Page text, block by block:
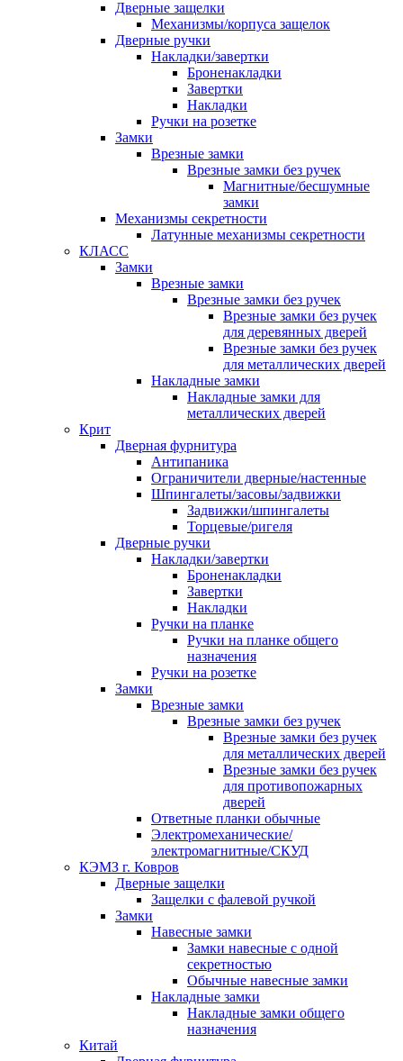
Дверные защелки
Механизмы/корпуса защелок
Дверные ручки
Накладки/завертки
Броненакладки
Завертки
Накладки
Ручки на розетке
Замки
Врезные замки
Врезные замки без ручек
Магнитные/бесшумные
замки
Механизмы секретности
Латунные механизмы секретности
КЛАСС
Замки
Врезные замки
Врезные замки без ручек
Врезные замки без ручек
для деревянных дверей
Врезные замки без ручек
для металлических дверей
Накладные замки
Накладные замки для
металлических дверей
Крит
Дверная фурнитура
Антипаника
Ограничители дверные/настенные
Шпингалеты/засовы/задвижки
Задвижки/шпингалеты
Торцевые/ригеля
Дверные ручки
Накладки/завертки
Броненакладки
Завертки
Накладки
Ручки на планке
Ручки на планке общего
назначения
Ручки на розетке
Замки
Врезные замки
Врезные замки без ручек
Врезные замки без ручек
для металлических дверей
Врезные замки без ручек
для противопожарных
дверей
Ответные планки обычные
Электромеханические/
электромагнитные/СКУД
КЭМЗ г. Ковров
Дверные защелки
Защелки с фалевой ручкой
Замки
Навесные замки
Замки навесные с одной
секретностью
Обычные навесные замки
Накладные замки
Накладные замки общего
назначения
Китай